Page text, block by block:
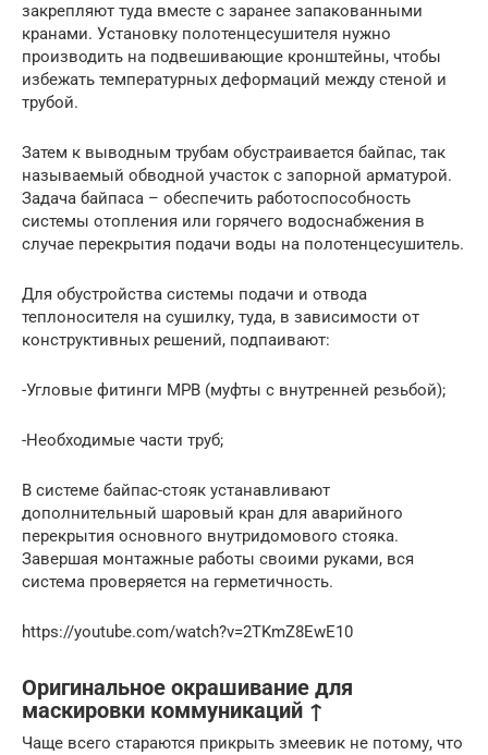
закрепляют туда вместе с заранее запакованными
кранами. Установку полотенцесушителя нужно
производить на подвешивающие кронштейны, чтобы
избежать температурных деформаций между стеной и
трубой.
Затем к выводным трубам обустраивается байпас, так
называемый обводной участок с запорной арматурой.
Задача байпаса – обеспечить работоспособность
системы отопления или горячего водоснабжения в
случае перекрытия подачи воды на полотенцесушитель.
Для обустройства системы подачи и отвода
теплоносителя на сушилку, туда, в зависимости от
конструктивных решений, подпаивают:
-Угловые фитинги МРВ (муфты с внутренней резьбой);
-Необходимые части труб;
В системе байпас-стояк устанавливают
дополнительный шаровый кран для аварийного
перекрытия основного внутридомового стояка.
Завершая монтажные работы своими руками, вся
система проверяется на герметичность.
https://youtube.com/watch?v=2TKmZ8EwE10
Оригинальное окрашивание для
маскировки коммуникаций ↑
Чаще всего стараются прикрыть змеевик не потому, что